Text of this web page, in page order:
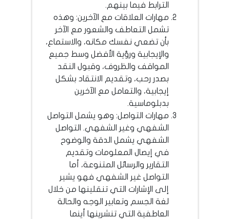
الترابط فيما بينهم.
مهارات العلاقات مع الآخرين: وهذه
تشمل التعاطف والشعور مع الآخر
بأن تضعي نفسك مكانه، والاستماع،
والإيجابية ورؤية الأفضل وسط جميع
المواقف والظروف، وقبول النقد
بصدر رحب، وتقديم الانتقاد بشكل
إيجابية، والتعامل مع الآخرين
بدبلوماسية.
مهارات التواصل: وهو يشمل التواصل
الشفهي وغير الشفهي. التواصل
الشفهي يشمل الدقة والوضوح
في إيصال المعلومات وتقديم
التقارير والرسائل المتنوعة، أما
التواصل غير الشفهي فهو يشير
إلى الإشارات التي تنقلينها من خلال
لغة الجسم وتعابير الوجه والحالة
العاطفية التي تنشرينها أينما